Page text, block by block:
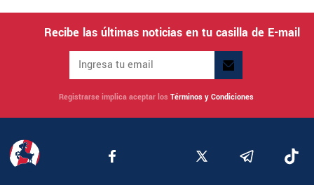
Recibe las últimas noticias en tu casilla de E-mail
Registrarse implica aceptar los Términos y Condiciones